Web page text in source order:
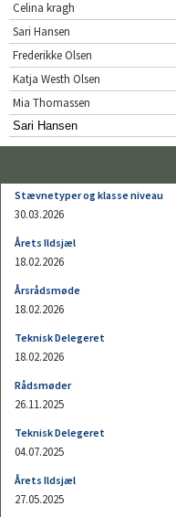
Celina kragh
Sari Hansen
Frederikke Olsen
Katja Westh Olsen
Mia Thomassen
Sari Hansen